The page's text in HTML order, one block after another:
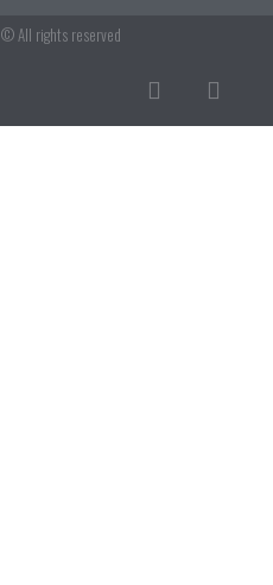
© All rights reserved